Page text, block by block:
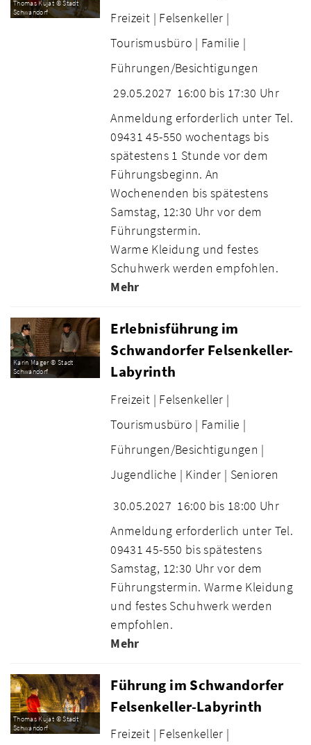
Thomas Kujat © Stadt
Schwandorf
Freizeit | Felsenkeller |
Tourismusbüro | Familie |
Führungen/Besichtigungen
29.05.2027 16:00 bis 17:30 Uhr
Anmeldung erforderlich unter Tel.
09431 45-550 wochentags bis
spätestens 1 Stunde vor dem
Führungsbeginn. An
Wochenenden bis spätestens
Samstag, 12:30 Uhr vor dem
Führungstermin.
Warme Kleidung und festes
Schuhwerk werden empfohlen.
Mehr
Karin Mager © Stadt
Schwandorf
Erlebnisführung im
Schwandorfer Felsenkeller-
Labyrinth
Freizeit | Felsenkeller |
Tourismusbüro | Familie |
Führungen/Besichtigungen |
Jugendliche | Kinder | Senioren
30.05.2027 16:00 bis 18:00 Uhr
Anmeldung erforderlich unter Tel.
09431 45-550 bis spätestens
Samstag, 12:30 Uhr vor dem
Führungstermin. Warme Kleidung
und festes Schuhwerk werden
empfohlen.
Mehr
Thomas Kujat © Stadt
Schwandorf
Führung im Schwandorfer
Felsenkeller-Labyrinth
Freizeit | Felsenkeller |